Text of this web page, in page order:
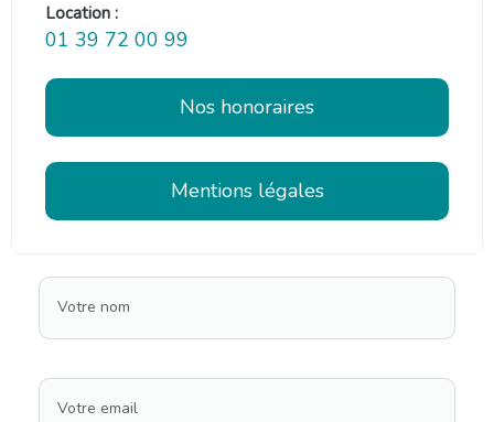
Location :
01 39 72 00 99
Nos honoraires
Mentions légales
Votre nom
Votre email